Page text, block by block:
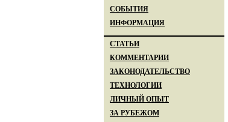
СОБЫТИЯ
ИНФОРМАЦИЯ
СТАТЬИ
КОММЕНТАРИИ
ЗАКОНОДАТЕЛЬСТВО
ТЕХНОЛОГИИ
ЛИЧНЫЙ ОПЫТ
ЗА РУБЕЖОМ